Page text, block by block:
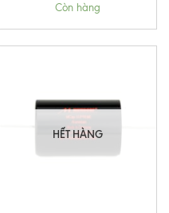
Còn hàng
HẾT HÀNG